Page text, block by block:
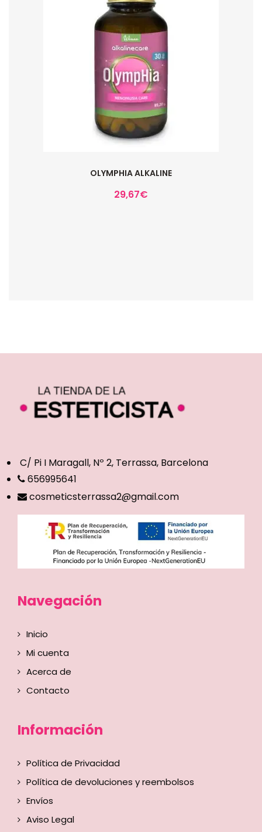
OLYMPHIA ALKALINE
29,67€
C/ Pi I Maragall, Nº 2, Terrassa, Barcelona
656995641
cosmeticsterrassa2@gmail.com
Navegación
Inicio
Mi cuenta
Acerca de
Contacto
Información
Política de Privacidad
Política de devoluciones y reembolsos
Envíos
Aviso Legal